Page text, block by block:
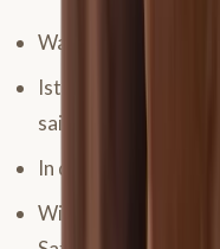
Wann tritt das
Ist das
saisonal?
In der Reithalle
Wie wird das Pferd